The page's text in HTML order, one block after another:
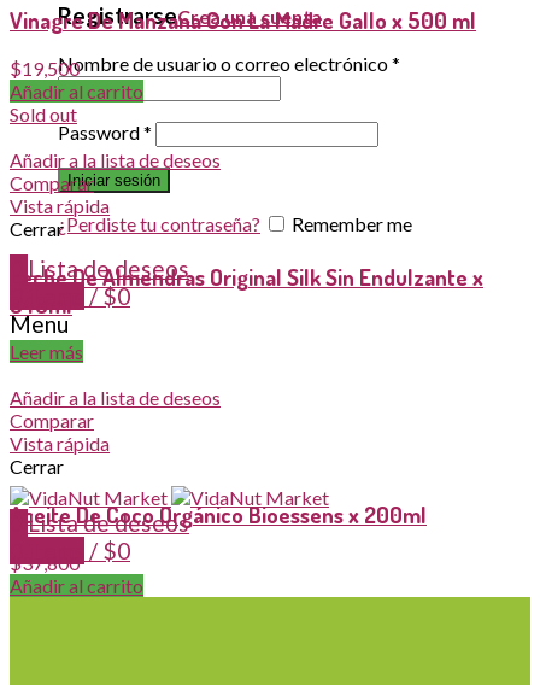
RegistrarseCrea una cuenta
Nombre de usuario o correo electrónico*
Password*
Iniciar sesión
¿Perdiste tu contraseña? Remember me
Lista de deseos
/$0
Menu
Lista de deseos
/ $0
Vinagre De Manzana Con La Madre Gallo x 500 ml
$19,500
Añadir al carrito
Sold out
Añadir a la lista de deseos
Comparar
Vista rápida
Cerrar
Leche De Almendras Original Silk Sin Endulzante x
946ml
Leer más
Añadir a la lista de deseos
Comparar
Vista rápida
Cerrar
Aceite De Coco Orgánico Bioessens x 200ml
$37,800
Añadir al carrito